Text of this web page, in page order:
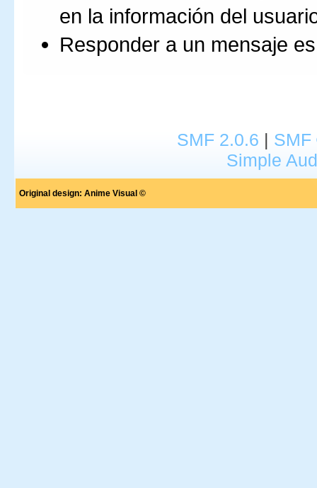
en la información del
Responder a un mensaje
SMF 2.0.6 | SMF
Simple
Original design: Anime Visual ©